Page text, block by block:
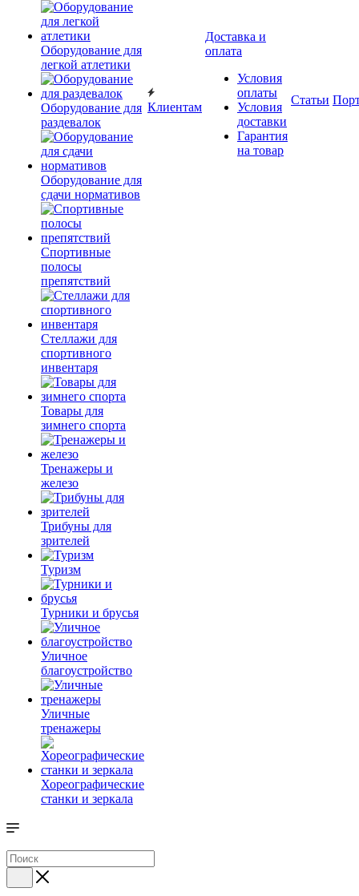
Оборудование для
легкой атлетики
Оборудование для
раздевалок
Оборудование для
сдачи нормативов
Спортивные
полосы
препятствий
Стеллажи для
спортивного
инвентаря
Товары для
зимнего спорта
Тренажеры и
железо
Трибуны для
зрителей
Туризм
Турники и брусья
Уличное
благоустройство
Уличные
тренажеры
Хореографические
станки и зеркала
Клиентам
Доставка и
оплата
Условия
оплаты
Условия
доставки
Гарантия
на товар
Статьи